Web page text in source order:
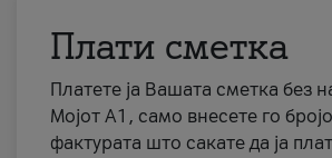
Плати сметка
Платете ја Вашата сметка без
Мојот А1, само внесете го
фактурата што сакате да ја